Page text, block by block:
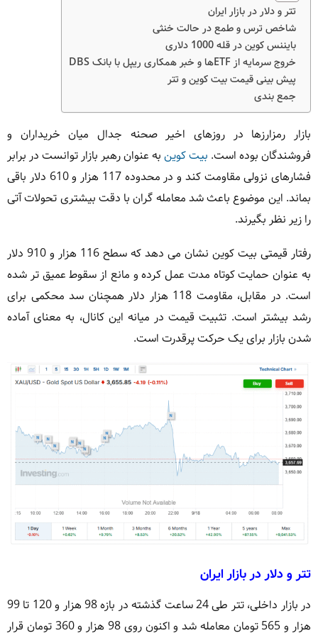
تتر و دلار در بازار ایران
شاخص ترس و طمع در حالت خنثی
بایننس کوین در قله 1000 دلاری
خروج سرمایه از ETFها و خبر همکاری ریپل با بانک DBS
پیش بینی قیمت بیت کوین و تتر
جمع بندی
بازار رمزارزها در روزهای اخیر صحنه جدال میان خریداران و
فروشندگان بوده است. بیت کوین به عنوان رهبر بازار توانست در برابر
فشارهای نزولی مقاومت کند و در محدوده 117 هزار و 610 دلار باقی
بماند. این موضوع باعث شد معامله گران با دقت بیشتری تحولات آتی
را زیر نظر بگیرند.
رفتار قیمتی بیت کوین نشان می دهد که سطح 116 هزار و 910 دلار
به عنوان حمایت کوتاه مدت عمل کرده و مانع از سقوط عمیق تر شده
است. در مقابل، مقاومت 118 هزار دلار همچنان سد محکمی برای
رشد بیشتر است. تثبیت قیمت در میانه این کانال، به معنای آماده
شدن بازار برای یک حرکت پرقدرت است.
تتر و دلار در بازار ایران
در بازار داخلی، تتر طی 24 ساعت گذشته در بازه 98 هزار و 120 تا 99
هزار و 565 تومان معامله شد و اکنون روی 98 هزار و 360 تومان قرار